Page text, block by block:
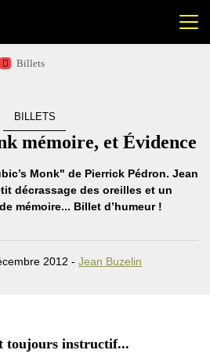
Billets
BILLETS
mémoire, et Évidence
Monk" de Pierrick Pédron. Jean
décrassage des oreilles et un
mémoire... Billet d’humeur !
2012 - Jean Buzelin
toujours instructif...